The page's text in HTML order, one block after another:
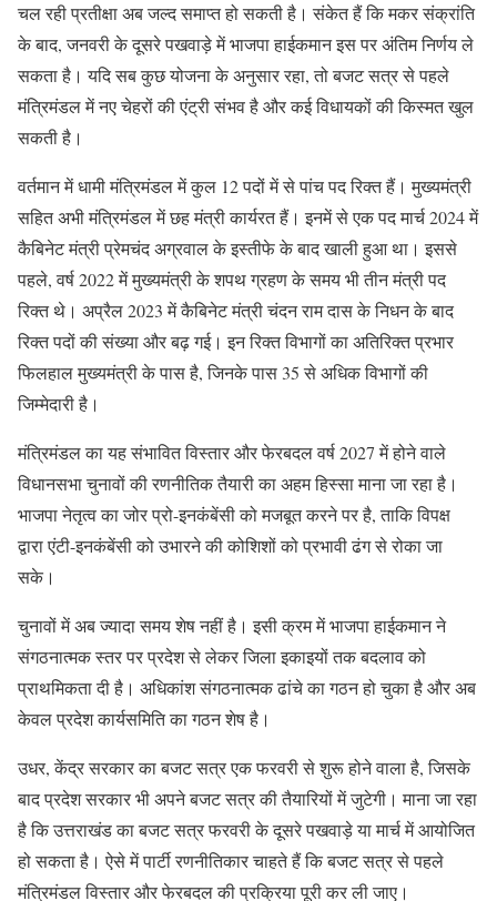
चल रही प्रतीक्षा अब जल्द समाप्त हो सकती है। संकेत हैं कि मकर संक्रांति
के बाद, जनवरी के दूसरे पखवाड़े में भाजपा हाईकमान इस पर अंतिम निर्णय ले
सकता है। यदि सब कुछ योजना के अनुसार रहा, तो बजट सत्र से पहले
मंत्रिमंडल में नए चेहरों की एंट्री संभव है और कई विधायकों की किस्मत खुल
सकती है।
वर्तमान में धामी मंत्रिमंडल में कुल 12 पदों में से पांच पद रिक्त हैं। मुख्यमंत्री
सहित अभी मंत्रिमंडल में छह मंत्री कार्यरत हैं। इनमें से एक पद मार्च 2024 में
कैबिनेट मंत्री प्रेमचंद अग्रवाल के इस्तीफे के बाद खाली हुआ था। इससे
पहले, वर्ष 2022 में मुख्यमंत्री के शपथ ग्रहण के समय भी तीन मंत्री पद
रिक्त थे। अप्रैल 2023 में कैबिनेट मंत्री चंदन राम दास के निधन के बाद
रिक्त पदों की संख्या और बढ़ गई। इन रिक्त विभागों का अतिरिक्त प्रभार
फिलहाल मुख्यमंत्री के पास है, जिनके पास 35 से अधिक विभागों की
जिम्मेदारी है।
मंत्रिमंडल का यह संभावित विस्तार और फेरबदल वर्ष 2027 में होने वाले
विधानसभा चुनावों की रणनीतिक तैयारी का अहम हिस्सा माना जा रहा है।
भाजपा नेतृत्व का जोर प्रो-इनकंबेंसी को मजबूत करने पर है, ताकि विपक्ष
द्वारा एंटी-इनकंबेंसी को उभारने की कोशिशों को प्रभावी ढंग से रोका जा
सके।
चुनावों में अब ज्यादा समय शेष नहीं है। इसी क्रम में भाजपा हाईकमान ने
संगठनात्मक स्तर पर प्रदेश से लेकर जिला इकाइयों तक बदलाव को
प्राथमिकता दी है। अधिकांश संगठनात्मक ढांचे का गठन हो चुका है और अब
केवल प्रदेश कार्यसमिति का गठन शेष है।
उधर, केंद्र सरकार का बजट सत्र एक फरवरी से शुरू होने वाला है, जिसके
बाद प्रदेश सरकार भी अपने बजट सत्र की तैयारियों में जुटेगी। माना जा रहा
है कि उत्तराखंड का बजट सत्र फरवरी के दूसरे पखवाड़े या मार्च में आयोजित
हो सकता है। ऐसे में पार्टी रणनीतिकार चाहते हैं कि बजट सत्र से पहले
मंत्रिमंडल विस्तार और फेरबदल की प्रक्रिया पूरी कर ली जाए।